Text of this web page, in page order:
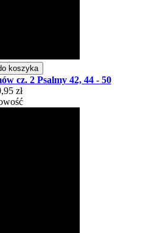
koszyka
cz. 2 Psalmy 42, 44 - 50
zł